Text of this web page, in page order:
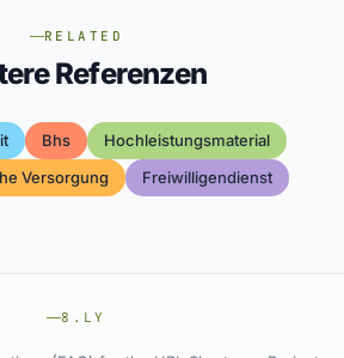
RELATED
Referenzen
Bhs
Hochleistungsmaterial
Versorgung
Freiwilligendienst
8.LY